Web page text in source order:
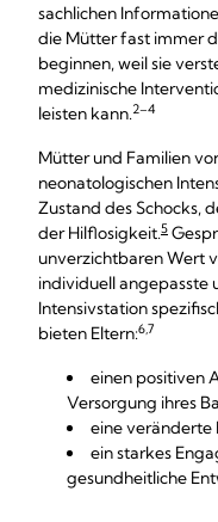
sachlichen
die Mütter fast immer
beginnen, weil sie
medizinische
leisten kann.2–4
Mütter und Familien
neonatologischen
Zustand des Schocks,
der Hilflosigkeit.5
unverzichtbaren Wert
individuell angepasste
Intensivstation
bieten Eltern:6,7
einen positiven
Versorgung ihres
eine veränderte
ein starkes
gesundheitliche